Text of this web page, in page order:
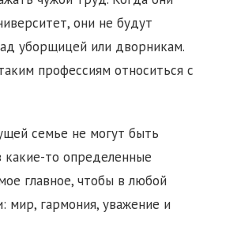
они не будут
уборщицей или дворникам.
профессиям относиться с
семье не могут быть
какие-то определенные
главное, чтобы в любой
мир, гармония, уважение и